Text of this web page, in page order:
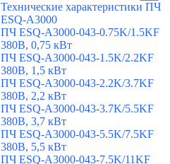
Технические характеристики ПЧ
ESQ-A3000
ПЧ ESQ-A3000-043-0.75K/1.5KF
380В, 0,75 кВт
ПЧ ESQ-A3000-043-1.5K/2.2KF
380В, 1,5 кВт
ПЧ ESQ-A3000-043-2.2K/3.7KF
380В, 2,2 кВт
ПЧ ESQ-A3000-043-3.7K/5.5KF
380В, 3,7 кВт
ПЧ ESQ-A3000-043-5.5K/7.5KF
380В, 5,5 кВт
ПЧ ESQ-A3000-043-7.5K/11KF